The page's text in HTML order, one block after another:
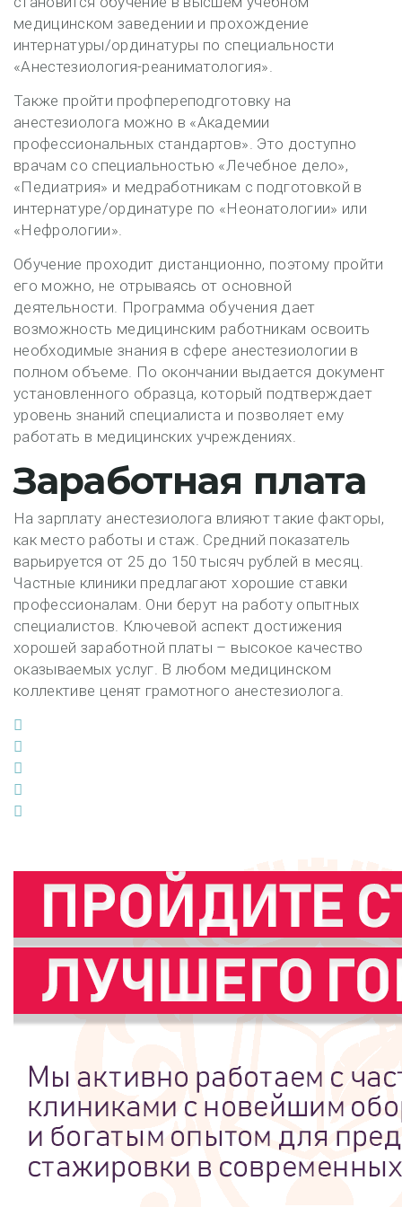
медицинском заведении и прохождение
интернатуры/ординатуры по специальности
«Анестезиология-реаниматология».
Также пройти профпереподготовку на
анестезиолога можно в «Академии
профессиональных стандартов». Это доступно
врачам со специальностью «Лечебное дело»,
«Педиатрия» и медработникам с подготовкой в
интернатуре/ординатуре по «Неонатологии» или
«Нефрологии».
Обучение проходит дистанционно, поэтому пройти
его можно, не отрываясь от основной
деятельности. Программа обучения дает
возможность медицинским работникам освоить
необходимые знания в сфере анестезиологии в
полном объеме. По окончании выдается документ
установленного образца, который подтверждает
уровень знаний специалиста и позволяет ему
работать в медицинских учреждениях.
Заработная плата
На зарплату анестезиолога влияют такие факторы,
как место работы и стаж. Средний показатель
варьируется от 25 до 150 тысяч рублей в месяц.
Частные клиники предлагают хорошие ставки
профессионалам. Они берут на работу опытных
специалистов. Ключевой аспект достижения
хорошей заработной платы – высокое качество
оказываемых услуг. В любом медицинском
коллективе ценят грамотного анестезиолога.